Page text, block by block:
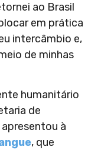
ao Brasil
em prática
intercâmbio e,
de minhas
humanitário
de
à
, que